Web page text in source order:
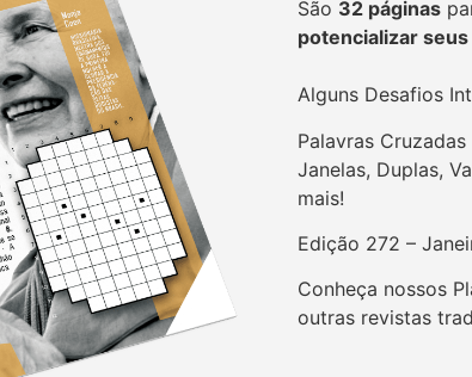
São 32 páginas
potencializar
Alguns Desafios
Palavras
Janelas, Duplas,
mais!
Edição 272 –
Conheça nossos
outras revistas